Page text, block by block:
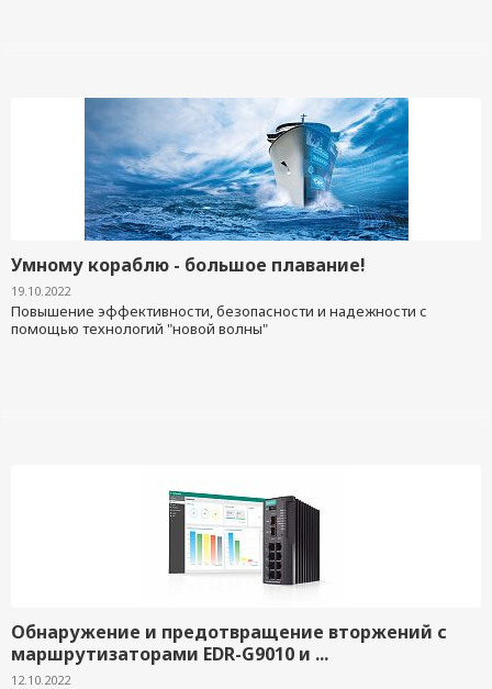
Умному кораблю - большое плавание!
19.10.2022
Повышение эффективности, безопасности и надежности с
помощью технологий "новой волны"
Обнаружение и предотвращение вторжений с
маршрутизаторами EDR-G9010 и ...
12.10.2022